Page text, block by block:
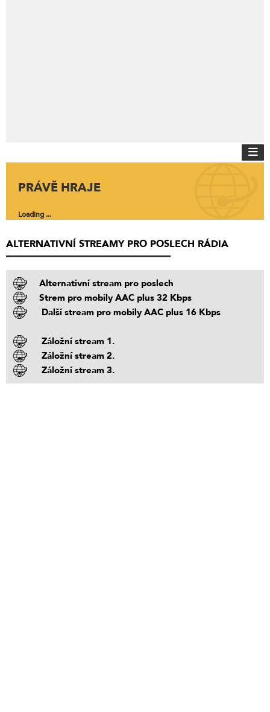
PRÁVĚ HRAJE
Loading ...
ALTERNATIVNÍ STREAMY PRO POSLECH RÁDIA
Alternativní stream pro poslech
Strem pro mobily AAC plus 32 Kbps
Další stream pro mobily AAC plus 16 Kbps
Záložní stream 1.
Záložní stream 2.
Záložní stream 3.